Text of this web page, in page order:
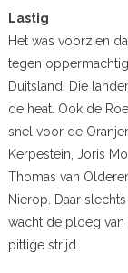
Lastig
Het was voorzien
tegen
Duitsland. Die
de heat. Ook de
snel voor de
Kerpestein, Joris
Thomas van
Nierop. Daar
wacht de ploeg van
pittige strijd.